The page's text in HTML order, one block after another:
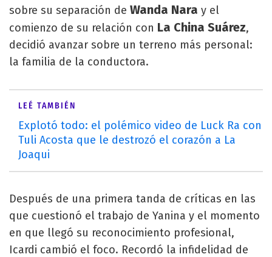
sobre su separación de Wanda Nara y el
comienzo de su relación con La China Suárez,
decidió avanzar sobre un terreno más personal:
la familia de la conductora.
LEÉ TAMBIÉN
Explotó todo: el polémico video de Luck Ra con
Tuli Acosta que le destrozó el corazón a La
Joaqui
Después de una primera tanda de críticas en las
que cuestionó el trabajo de Yanina y el momento
en que llegó su reconocimiento profesional,
Icardi cambió el foco. Recordó la infidelidad de